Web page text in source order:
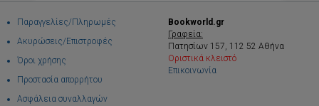
Παραγγελίες/Πληρωμές
Ακυρώσεις/Επιστροφές
Όροι χρήσης
Προστασία απορρήτου
Ασφάλεια συναλλαγών
Bookworld.gr
Γραφεία:
Πατησίων 157, 112 52 Αθήνα
Οριστικά κλειστό
Επικοινωνία